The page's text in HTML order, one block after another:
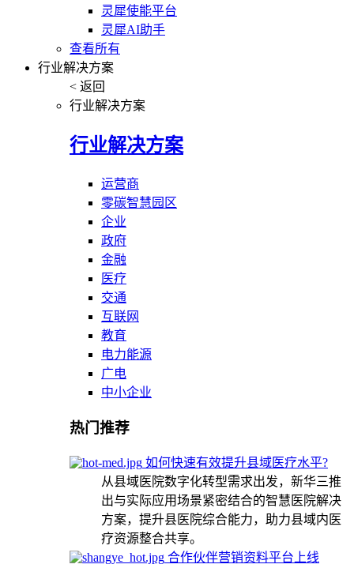
灵犀使能平台
灵犀AI助手
查看所有
行业解决方案
< 返回
行业解决方案
行业解决方案
运营商
零碳智慧园区
企业
政府
金融
医疗
交通
互联网
教育
电力能源
广电
中小企业
热门推荐
如何快速有效提升县域医疗水平?
从县域医院数字化转型需求出发，新华三推
出与实际应用场景紧密结合的智慧医院解决
方案，提升县医院综合能力，助力县域内医
疗资源整合共享。
合作伙伴营销资料平台上线